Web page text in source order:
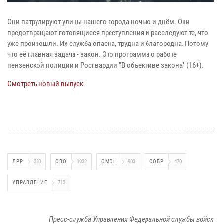
Они патрулируют улицы нашего города ночью и днём. Они
предотвращают готовящиеся преступления и расследуют те, что
уже произошли. Их служба опасна, трудна и благородна. Потому
что её главная задача - закон. Это программа о работе
пензенской полиции и Росгвардии "В объективе закона" (16+).
Смотреть новый выпуск
ЛРР 350 ОВО 1932 ОМОН 903 СОБР 470
УПРАВЛЕНИЕ 713
Пресс-служба Управления Федеральной службы войск